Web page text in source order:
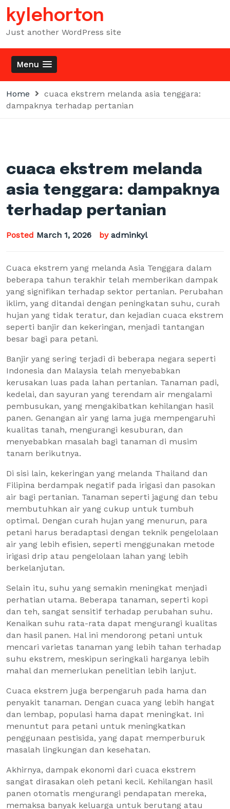
Skip
content
kylehorton
Just another WordPress site
Menu
Home
cuaca ekstrem melanda asia tenggara:
dampaknya terhadap pertanian
cuaca ekstrem melanda
asia tenggara: dampaknya
terhadap pertanian
Posted March 1, 2026 by adminkyl
Cuaca ekstrem yang melanda Asia Tenggara dalam
beberapa tahun terakhir telah memberikan dampak
yang signifikan terhadap sektor pertanian. Perubahan
iklim, yang ditandai dengan peningkatan suhu, curah
hujan yang tidak teratur, dan kejadian cuaca ekstrem
seperti banjir dan kekeringan, menjadi tantangan
besar bagi para petani.
Banjir yang sering terjadi di beberapa negara seperti
Indonesia dan Malaysia telah menyebabkan
kerusakan luas pada lahan pertanian. Tanaman padi,
kedelai, dan sayuran yang terendam air mengalami
pembusukan, yang mengakibatkan kehilangan hasil
panen. Genangan air yang lama juga mempengaruhi
kualitas tanah, mengurangi kesuburan, dan
menyebabkan masalah bagi tanaman di musim
tanam berikutnya.
Di sisi lain, kekeringan yang melanda Thailand dan
Filipina berdampak negatif pada irigasi dan pasokan
air bagi pertanian. Tanaman seperti jagung dan tebu
membutuhkan air yang cukup untuk tumbuh
optimal. Dengan curah hujan yang menurun, para
petani harus beradaptasi dengan teknik pengelolaan
air yang lebih efisien, seperti menggunakan metode
irigasi drip atau pengelolaan lahan yang lebih
berkelanjutan.
Selain itu, suhu yang semakin meningkat menjadi
perhatian utama. Beberapa tanaman, seperti kopi
dan teh, sangat sensitif terhadap perubahan suhu.
Kenaikan suhu rata-rata dapat mengurangi kualitas
dan hasil panen. Hal ini mendorong petani untuk
mencari varietas tanaman yang lebih tahan terhadap
suhu ekstrem, meskipun seringkali harganya lebih
mahal dan memerlukan penelitian lebih lanjut.
Cuaca ekstrem juga berpengaruh pada hama dan
penyakit tanaman. Dengan cuaca yang lebih hangat
dan lembap, populasi hama dapat meningkat. Ini
menuntut para petani untuk meningkatkan
penggunaan pestisida, yang dapat memperburuk
masalah lingkungan dan kesehatan.
Akhirnya, dampak ekonomi dari cuaca ekstrem
sangat dirasakan oleh petani kecil. Kehilangan hasil
panen otomatis mengurangi pendapatan mereka,
memaksa banyak keluarga untuk berutang atau